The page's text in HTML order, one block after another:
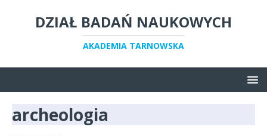
DZIAŁ BADAŃ NAUKOWYCH
AKADEMIA TARNOWSKA
archeologia